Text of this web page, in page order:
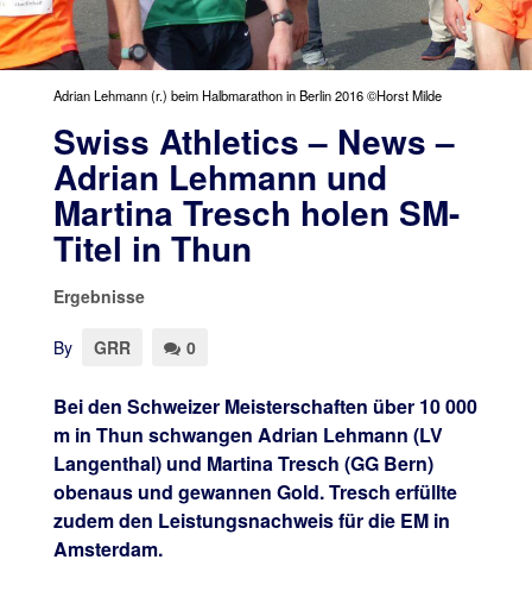
Adrian Lehmann (r.) beim Halbmarathon in Berlin 2016 ©Horst Milde
Swiss Athletics – News –
Adrian Lehmann und
Martina Tresch holen SM-
Titel in Thun
Ergebnisse
By GRR 0
Bei den Schweizer Meisterschaften über 10 000
m in Thun schwangen Adrian Lehmann (LV
Langenthal) und Martina Tresch (GG Bern)
obenaus und gewannen Gold. Tresch erfüllte
zudem den Leistungsnachweis für die EM in
Amsterdam.